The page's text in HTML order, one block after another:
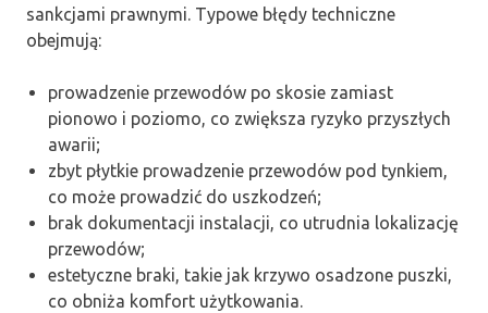
sankcjami prawnymi. Typowe błędy techniczne
obejmują:
prowadzenie przewodów po skosie zamiast
pionowo i poziomo, co zwiększa ryzyko przyszłych
awarii;
zbyt płytkie prowadzenie przewodów pod tynkiem,
co może prowadzić do uszkodzeń;
brak dokumentacji instalacji, co utrudnia lokalizację
przewodów;
estetyczne braki, takie jak krzywo osadzone puszki,
co obniża komfort użytkowania.